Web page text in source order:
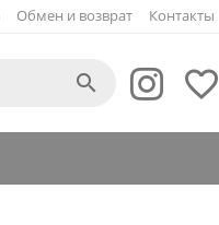
Обмен и возврат Контакты

